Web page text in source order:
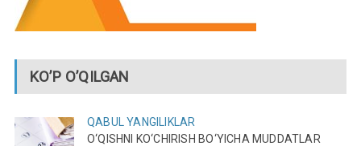
KO’P O’QILGAN
QABUL YANGILIKLAR
O‘QISHNI KO‘CHIRISH BO‘YICHA MUDDATLAR